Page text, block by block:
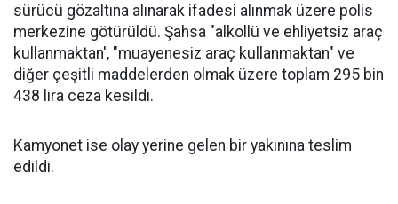
sürücü gözaltına alınarak ifadesi alınmak üzere polis
merkezine götürüldü. Şahsa "alkollü ve ehliyetsiz araç
kullanmaktan', "muayenesiz araç kullanmaktan" ve
diğer çeşitli maddelerden olmak üzere toplam 295 bin
438 lira ceza kesildi.
Kamyonet ise olay yerine gelen bir yakınına teslim
edildi.